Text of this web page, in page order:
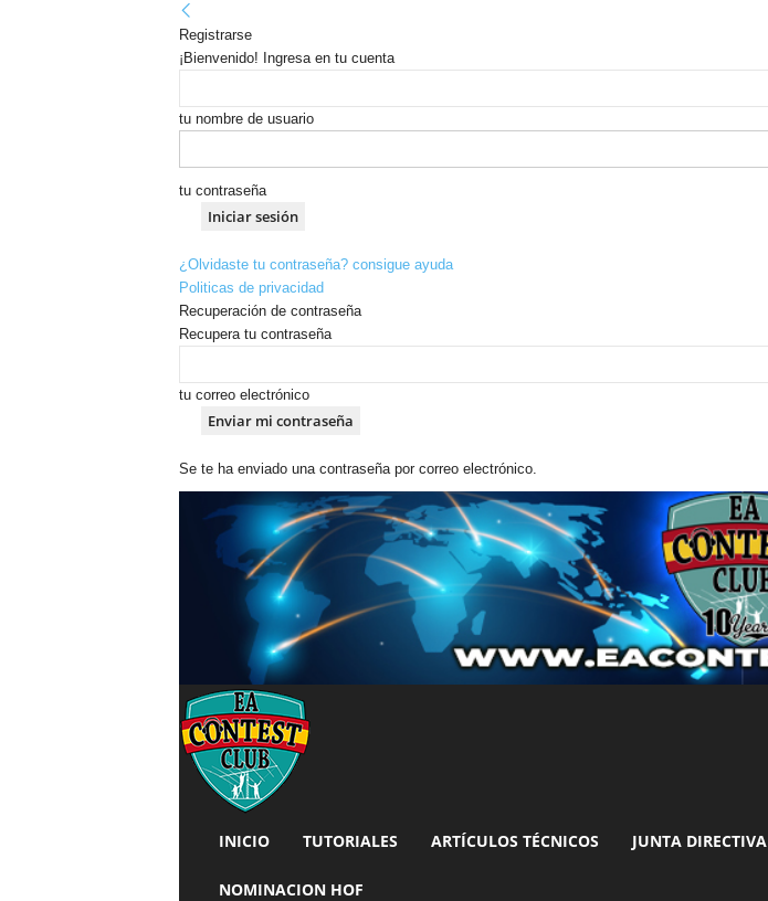
Registrarse
¡Bienvenido! Ingresa en tu cuenta
tu nombre de usuario
tu contraseña
¿Olvidaste tu contraseña? consigue ayuda
Politicas de privacidad
Recuperación de contraseña
Recupera tu contraseña
tu correo electrónico
Se te ha enviado una contraseña por correo electrónico.
INICIO TUTORIALES ARTÍCULOS TÉCNICOS JUNTA DIRECTIVA
NOMINACION HOF